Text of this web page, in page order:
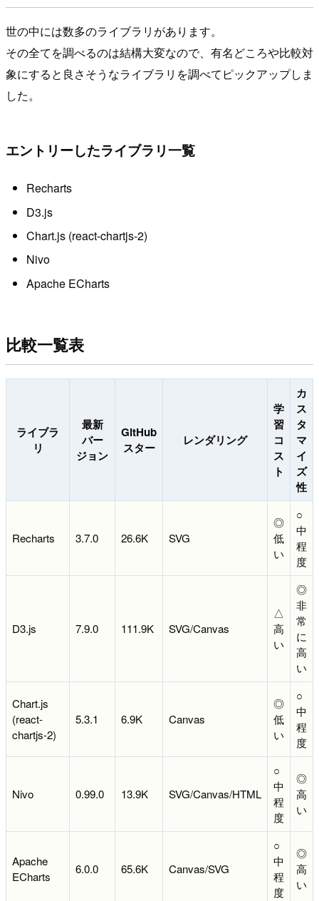
世の中には数多のライブラリがあります。
その全てを調べるのは結構大変なので、有名どころや比較対
象にすると良さそうなライブラリを調べてピックアップしま
した。
エントリーしたライブラリ一覧
Recharts
D3.js
Chart.js (react-chartjs-2)
Nivo
Apache ECharts
比較一覧表
ライブラ
リ
最新
バー
ジョン
GitHub
スター
レンダリング
学
習
コ
ス
ト
カ
ス
タ
マ
イ
ズ
性
Recharts 3.7.0 26.6K SVG
◎
低
い
○
中
程
度
D3.js 7.9.0 111.9K SVG/Canvas
△
高
い
◎
非
常
に
高
い
Chart.js
(react-
chartjs-2)
5.3.1 6.9K Canvas
◎
低
い
○
中
程
度
Nivo 0.99.0 13.9K SVG/Canvas/HTML
○
中
程
度
◎
高
い
Apache
ECharts
6.0.0 65.6K Canvas/SVG
○
中
程
度
◎
高
い